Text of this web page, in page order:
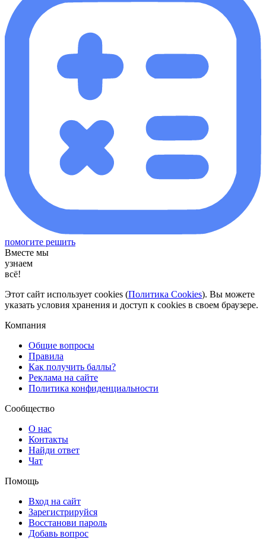
помогите решить
Вместе мы
узнаем
всё!
Этот сайт использует cookies (Политика Cookies). Вы можете
указать условия хранения и доступ к cookies в своем браузере.
Компания
Общие вопросы
Правила
Как получить баллы?
Реклама на сайте
Политика конфиденциальности
Сообщество
О нас
Контакты
Найди ответ
Чат
Помощь
Вход на сайт
Зарегистрируйся
Восстанови пароль
Добавь вопрос